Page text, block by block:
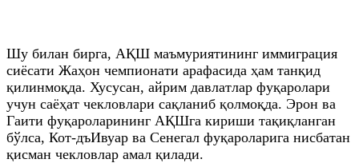
Шу билан бирга, АҚШ маъмуриятининг иммиграция
сиёсати Жаҳон чемпионати арафасида ҳам танқид
қилинмоқда. Хусусан, айрим давлатлар фуқаролари
учун саёҳат чекловлари сақланиб қолмоқда. Эрон ва
Гаити фуқароларининг АҚШга кириши тақиқланган
бўлса, Кот-дъИвуар ва Сенегал фуқароларига нисбатан
қисман чекловлар амал қилади.